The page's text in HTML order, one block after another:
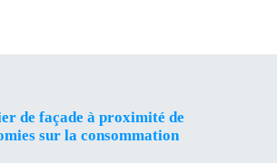
de façade à proximité de
sur la consommation